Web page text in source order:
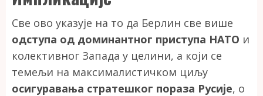
Све ово указује на то да Берлин све више
одступа од доминантног приступа НАТО и
колективног Запада у целини, а који се
темељи на максималистичком циљу
осигуравања стратешког пораза Русије, о